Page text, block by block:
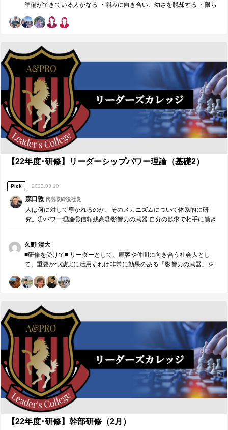
準備ができている人がなる ・弱みに向き合い、幼さを脱却する ・限ら
提供するように設計する ・深度3で伝える ・コミュニケーションの受
用する ・正直と誠実の違い ・聞くときのエネルギーは話すときと同じ
・人との約束を守ることが信頼に繋がる ・自分との約束を守ることが
自信に繋がる ・目的・目標とモチベーションを結びつける ・目標に向
かって主体的に取り組むように導く ・目標達成だけを評価するのでは
なく、取り組み・誠実な姿勢も評価する ・責任と権限と義務の違い ■
研修を通じて気付けたこと、今後に役立てられること■ ①限られた時間
の中で価値を提供する 今まで、自分は何かを伝えたり発表したりする
際に、その時間の長さや相手への伝わり方をまったく意識していなか
ったのだと気付いた。与えられた時間を超えることは相手の時間を奪
うことにつながり、時間を大幅に余らせることは、提供できる価値を
減らすことにつながる。限られた時間の中で価値を提供するために設
計すること、準備することの大切さを思い知った。 また、コミュニケ
ーションの受け手を巻き込む必要があることに気付くことができた。
て共通の認識を持つことである。また、「伝えた」、「伝えていな
い」の2軸で判断するのではなく、「伝える深さ」を意識することも肝
要である。 これらを知ることができた今、次にするべきは実行するこ
とである。発表やプレゼンだけでなく、日ごろのミーティングや共有
事項の伝達、日常のコミュニケーションでも実行していきたい。 ②自
に守ることで自分に自信をもつということに気付くことができた。自
分は今まで、自分の意見や考え、立場、成果など、自分自身に自信を
もつことができない場面があった。この要因の１つには、周りや過去
修で、些細なことでもやることを決めて守り続けることの重要性や、
他のことに左右されない、絶対的なもの、約束、目標を守ったり達成
は学んだ状態であり、実行を研修後から始めたところである。今後、
小さな約束だとしてもそれを守り続けることで自信を掴み、それとと
もに、人との約束も守り続けることで、信頼と自信に繋げたい。 ③目
標に向かって主体的に取り組むように導くコーチング 今までの自分が
認識していたコーチングは、コーチングではなかったのだと気付い
た。目的・目標とモチベーションを結びつけるコーチングでは、マイ
ンドやスタンスを育てることで受け手のスキルが伸びていく。これを
実現する際のポイントを自分は今までまったくおさえていなかった。
たとえば、自分は今までのアルバイト先でのトレーニング経験など
で、後輩に寄り添っていると思っていたが、このときの行動は共感で
はなく、同情であった。つまり、ネガティブな方向への気持ちにアプ
ローチしていることが多かった。他にも、多くのポイントをおさえら
れていなかったように思う。これは、人の弱みや負の感情に触れて嫌
われるのが怖かったからである。しかし、誠実なリーダーとして幼い
【22年度･研修】リーダーシップパワー理論（基礎2）
Pick 2023.03.10
森口敦代表取締役社長
人は何に対して導かれるのか、そのメカニズムについて体系的に研
究。①パワー理論②信頼残高③影響力の武器 自分の欲求で相手に働き
久野 滉大
■研修を受けて■ リーダーとして、顧客や仲間に向き合う社会人とし
て、重要かつ誠実に活用すれば非常に効果のある「影響力の武器」を
・「コミットメントと一貫性」一貫性は欲求と結びつく ・「社会的証
がちであることを自覚する ・「権威」権威のマネジメント ・「希少
性」有意義な時間の活用、尊敬と遠慮のバランス ■今後に向けて■ いか
にリーダーとして誠実に活用するかどうかが大事だと感じた。メカニ
ズムを知り、そのうえで活用しようと取り組むことで、誠実な取り組
みやそれに気づくことができる姿勢、よりインパクトのある効果に結
び付くと思うので、上記の気付きを中心に社会人としてもたくさん活
用したい。 ■研修講師（森口敦）へのメッセージ ■ 森口さん、本日も
貴重な機会をいただきありがとうございました。毎回の研修に言える
ことですが、ただ知識をインプットするだけでなく、気付きを共有し
合ったりリーダーとして活かせることに発展させて考えたりすること
で、より自分がこれからリーダーとして行動する際に活かせる価値を
吸収することができました。特に、「社会的証明」に関する箇所で
の、リーダーとしての気付きの共有については、今までは無意識的に
【22年度･研修】幹部研修（2月）